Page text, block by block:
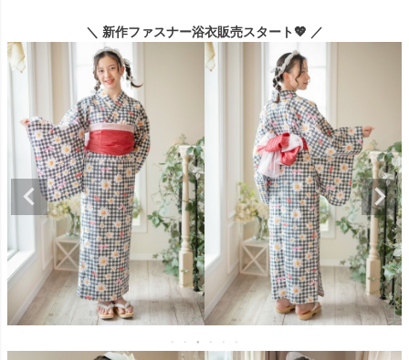
＼ 新作ファスナー浴衣販売スタート💖 ／